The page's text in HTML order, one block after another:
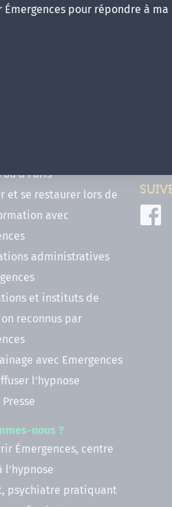
pour répondre à ma
(FIF PL, CPF, DPC)
ou à Paris
et se restaurer lors de
avec
administratives
et instituts de
reconnus par
avec Emergences
l'hypnose
nous ?
Émergences, centre
l'hypnose
psychiatre pratiquant